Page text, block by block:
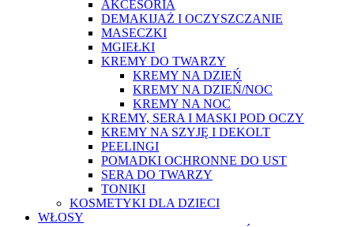
AKCESORIA
DEMAKIJAŻ I OCZYSZCZANIE
MASECZKI
MGIEŁKI
KREMY DO TWARZY
KREMY NA DZIEŃ
KREMY NA DZIEŃ/NOC
KREMY NA NOC
KREMY, SERA I MASKI POD OCZY
KREMY NA SZYJĘ I DEKOLT
PEELINGI
POMADKI OCHRONNE DO UST
SERA DO TWARZY
TONIKI
KOSMETYKI DLA DZIECI
WŁOSY